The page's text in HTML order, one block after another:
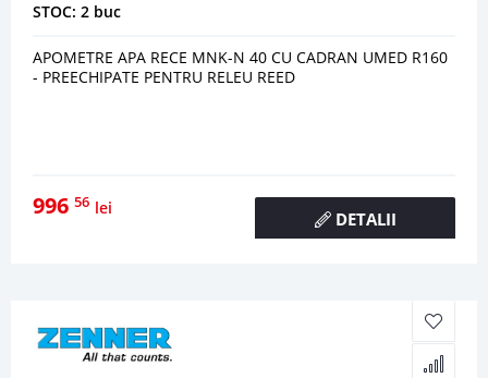
STOC: 2 buc
APOMETRE APA RECE MNK-N 40 CU CADRAN UMED R160
- PREECHIPATE PENTRU RELEU REED
996 56 lei
DETALII